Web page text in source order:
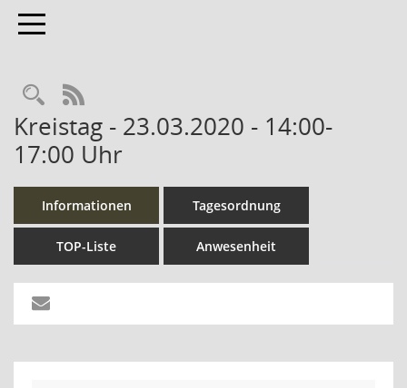
Toggle navigation
Rechercheauswahl
RSS-Feed
Kreistag - 23.03.2020 - 14:00-
17:00 Uhr
Informationen Tagesordnung
TOP-Liste Anwesenheit